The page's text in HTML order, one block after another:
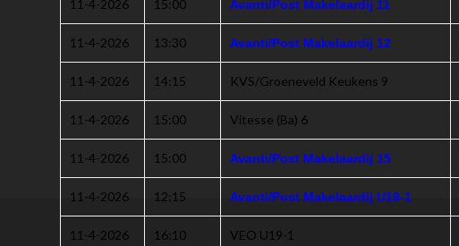
11-4-2026 15:00 Avanti/Post Makelaardij 11
11-4-2026 13:30 Avanti/Post Makelaardij 12
11-4-2026 14:15 KVS/Groeneveld Keukens 9
11-4-2026 15:00 Vitesse (Ba) 6
11-4-2026 15:00 Avanti/Post Makelaardij 15
11-4-2026 12:15 Avanti/Post Makelaardij U19-1
11-4-2026 16:10 VEO U19-1